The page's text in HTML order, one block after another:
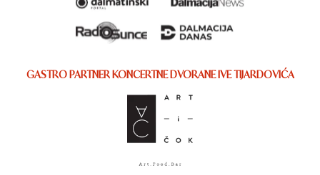
GASTRO PARTNER KONCERTNE DVORANE IVE TIJARDOVIĆA